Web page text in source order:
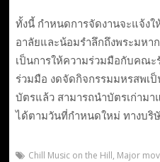
ทั้งนี้ กำหนดการจัดงานจะแจ้งใ
อาลัยและน้อมรำลึกถึงพระมห
เป็นการให้ความร่วมมือกับคณ
ร่วมมือ งดจัดกิจกรรมมหรสพเ
บัตรแล้ว สามารถนำบัตรเก่ามา
ได้ตามวันที่กำหนดใหม่ ทางบริ
Chill Music on the Hill, Major